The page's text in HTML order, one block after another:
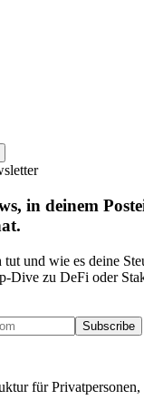
in deinem
und wie es deine
Dive zu DeFi oder
Subscribe
für Privatpersonen,